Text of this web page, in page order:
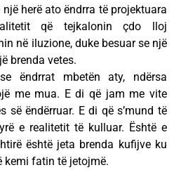
herë ato ëndrra të projektuara
që tejkalonin çdo lloj
në iluzione, duke besuar se një
brenda vetes.
ëndrrat mbetën aty, ndërsa
me mua. E di që jam me vite
së ëndërruar. E di që s’mund të
e realitetit të kulluar. Është e
është jeta brenda kufijve ku
kemi fatin të jetojmë.